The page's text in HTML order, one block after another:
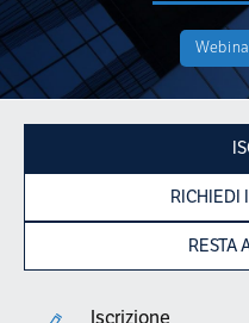
RICHIEDI
RESTA
Iscrizione